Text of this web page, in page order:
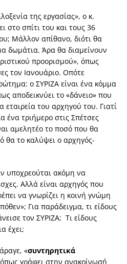
της εργασίας», ο κ.
στο σπίτι του και τους 36
Μάλλον απίθανο, διότι θα
δωμάτια. Άρα θα διαμείνουν
προορισμού», όπως
τον Ιανουάριο. Οπότε
ο ΣΥΡΙΖΑ είναι ένα κόμμα
αποδεικνύει το «δάνειο» που
εταιρεία του αρχηγού του. Γιατί
ένα τριήμερο στις Σπέτσες
αμελητέο το ποσό που θα
θα το καλύψει ο αρχηγός-
υποχρεούται ακόμη να
Αλλά είναι αρχηγός που
να γνωρίζει η κοινή γνώμη
Για παράδειγμα, τι είδους
τον ΣΥΡΙΖΑ; Τι είδους
έχει;
«συντηρητικά
γράφει στην ανακοίνωσή